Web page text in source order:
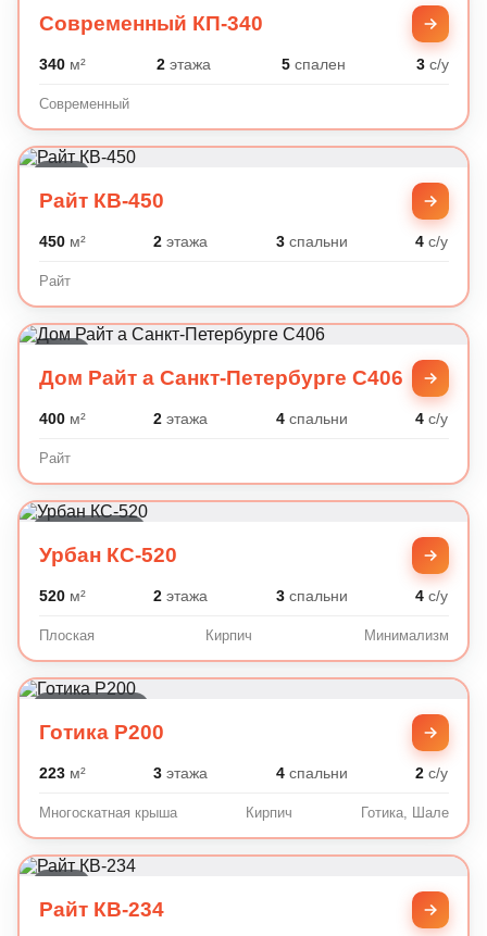
Современный КП-340
340м² 2этажа 5спален 3с/у
Современный
Райт КВ-450
450м² 2 этажа 3спальни 4 с/у
Райт
Дом Райт а Санкт-Петербурге C406
400м² 2 этажа 4спальни 4 с/у
Райт
Урбан КС-520
520м² 2 этажа 3спальни 4 с/у
Плоская Кирпич Минимализм
Готика P200
223м² 3 этажа 4спальни 2 с/у
Многоскатная крыша Кирпич Готика, Шале
Райт КВ-234